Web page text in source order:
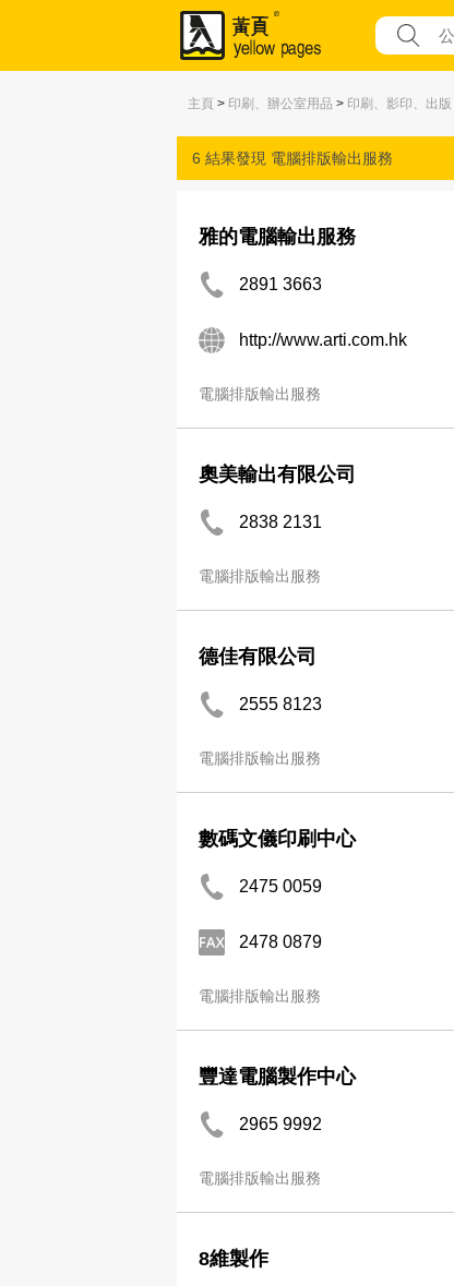
主頁 > 印刷、辦公室用品 > 印刷、影印、出版
6 結果發現 電腦排版輸出服務
雅的電腦輸出服務
2891 3663
http://www.arti.com.hk
電腦排版輸出服務
奧美輸出有限公司
2838 2131
電腦排版輸出服務
德佳有限公司
2555 8123
電腦排版輸出服務
數碼文儀印刷中心
2475 0059
2478 0879
電腦排版輸出服務
豐達電腦製作中心
2965 9992
電腦排版輸出服務
8維製作